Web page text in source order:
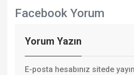
Facebook Yorum
Yorum Yazın
E-posta hesabınız sitede